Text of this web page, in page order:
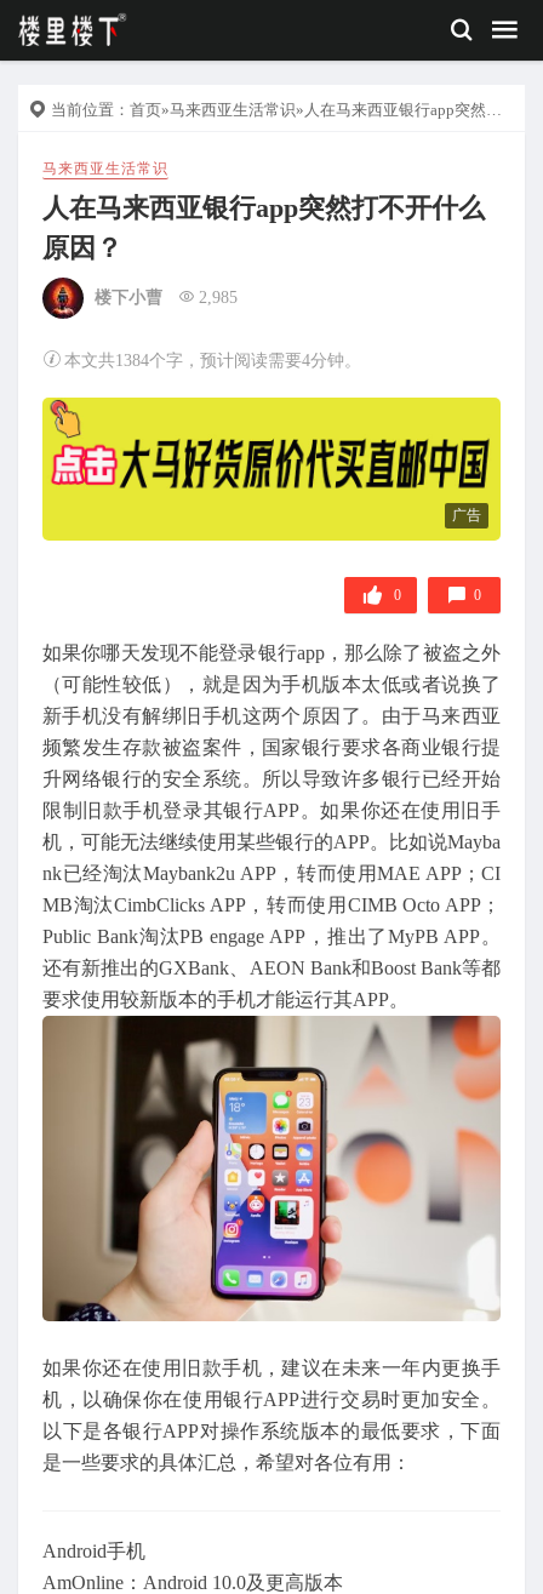
当前位置： 首页»马来西亚生活常识»人在马来西亚银行app突然打不开什么原因？
马来西亚生活常识
人在马来西亚银行app突然打不开什么
原因？
楼下小曹 2,985
本文共1384个字，预计阅读需要4分钟。
广告
0 0
如果你哪天发现不能登录银行app，那么除了被盗之外
（可能性较低），就是因为手机版本太低或者说换了
新手机没有解绑旧手机这两个原因了。由于马来西亚
频繁发生存款被盗案件，国家银行要求各商业银行提
升网络银行的安全系统。所以导致许多银行已经开始
限制旧款手机登录其银行APP。如果你还在使用旧手
机，可能无法继续使用某些银行的APP。比如说Mayba
nk已经淘汰Maybank2u APP，转而使用MAE APP；CI
MB淘汰CimbClicks APP，转而使用CIMB Octo APP；
Public Bank淘汰PB engage APP，推出了MyPB APP。
还有新推出的GXBank、AEON Bank和Boost Bank等都
要求使用较新版本的手机才能运行其APP。
如果你还在使用旧款手机，建议在未来一年内更换手
机，以确保你在使用银行APP进行交易时更加安全。
以下是各银行APP对操作系统版本的最低要求，下面
是一些要求的具体汇总，希望对各位有用：
Android手机
AmOnline：Android 10.0及更高版本